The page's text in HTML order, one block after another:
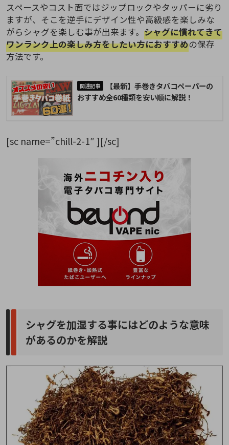
スペースやコスト面ではジップロックやタッパーに劣り
ますが、そこを逆手にデザイン性や高級感を楽しみな
がらシャグを楽しむ事が出来ます。 シャグに慣れてきて
ワンランク上の楽しみ方をしたい方におすすめの保存
方法です。
【最新】手巻きタバコペーパーの
おすすめ全60種類を安い順に解説！
[sc name=”chill-2-1″ ][/sc]
シャグを加湿する事にはどのような意味
があるのかを解説